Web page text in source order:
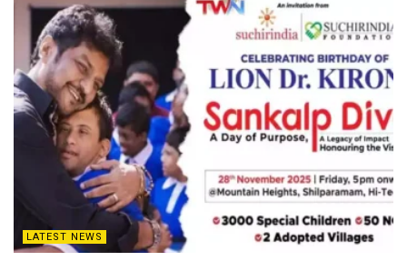
LATEST NEWS